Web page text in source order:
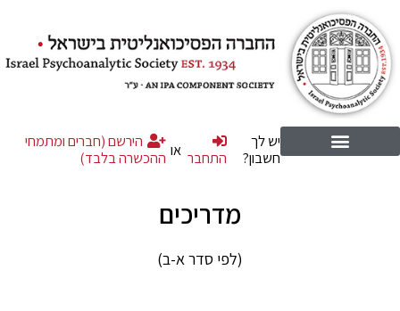
יש לך
חשבון?
התחבר או
הירשם (חברים ומתמחי
ההכשרה בלבד)
מדריכים
(לפי סדר א-ב)